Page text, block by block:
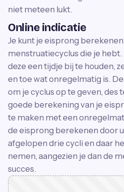
niet meteen lukt.
Online indicatie
Je kunt je eisprong
menstruatiecyclus die je
deze een tijdje bij te houden,
en toe wat onregelmatig is.
om je cyclus op te geven, des
goede berekening van je
te maken met een
de eisprong berekenen door
afgelopen drie cycli en daar
nemen, aangezien je dan de
succes.